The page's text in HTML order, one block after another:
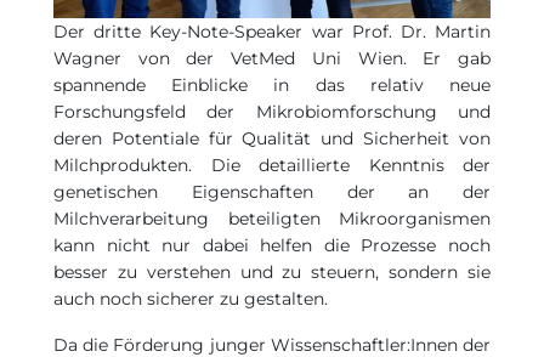
Der dritte Key-Note-Speaker war Prof. Dr. Martin
Wagner von der VetMed Uni Wien. Er gab
spannende Einblicke in das relativ neue
Forschungsfeld der Mikrobiomforschung und
deren Potentiale für Qualität und Sicherheit von
Milchprodukten. Die detaillierte Kenntnis der
genetischen Eigenschaften der an der
Milchverarbeitung beteiligten Mikroorganismen
kann nicht nur dabei helfen die Prozesse noch
besser zu verstehen und zu steuern, sondern sie
auch noch sicherer zu gestalten.
Da die Förderung junger Wissenschaftler:Innen der